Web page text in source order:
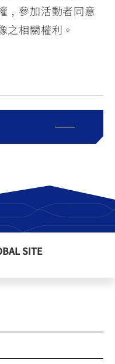
，參加活動者同意
之相關權利。
SITE